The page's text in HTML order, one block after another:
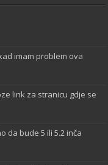
imam problem ova
link za stranicu gdje se
da bude 5 ili 5.2 inča